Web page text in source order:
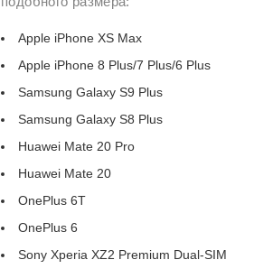
Apple iPhone XS Max
Apple iPhone 8 Plus/7 Plus/6 Plus
Samsung Galaxy S9 Plus
Samsung Galaxy S8 Plus
Huawei Mate 20 Pro
Huawei Mate 20
OnePlus 6T
OnePlus 6
Sony Xperia XZ2 Premium Dual-SIM